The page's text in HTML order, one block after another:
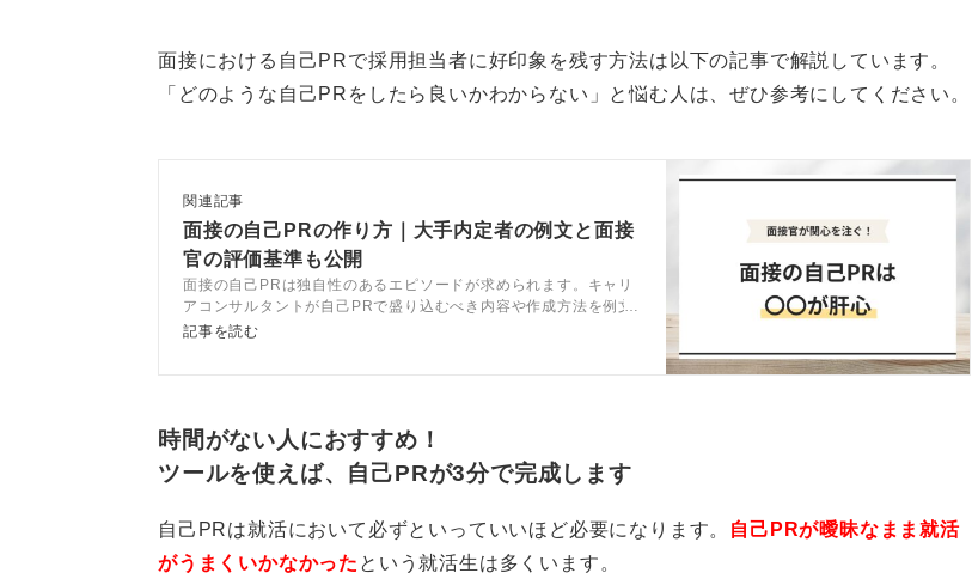
面接における自己PRで採用担当者に好印象を残す方法は以下の記事で解説しています。
「どのような自己PRをしたら良いかわからない」と悩む人は、ぜひ参考にしてください。
関連記事
面接の自己PRの作り方｜大手内定者の例文と面接
官の評価基準も公開
面接の自己PRは独自性のあるエピソードが求められます。キャリ
アコンサルタントが自己PRで盛り込むべき内容や作成方法を例文
と解説。記事を参考に独自性のある自己PRを作成し、他の学生と
記事を読む
時間がない人におすすめ！
ツールを使えば、自己PRが3分で完成します
自己PRは就活において必ずといっていいほど必要になります。
自己PRが曖昧なまま就活
がうまくいかなかった という就活生は多くいます。